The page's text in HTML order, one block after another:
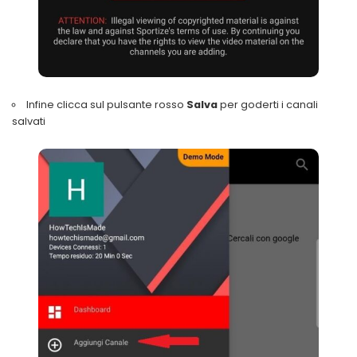
Infine clicca sul pulsante rosso Salvaper goderti i canali
salvati